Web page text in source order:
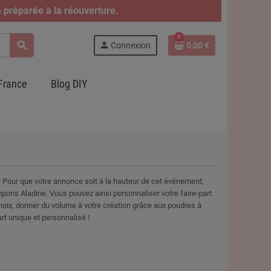
préparée à la réouverture.
search person Connexion
0
0,00 €
Blog DIY
que votre annonce soit à la hauteur de cet événement,
Aladine. Vous pouvez ainsi personnaliser votre faire-part
donner du volume à votre création grâce aux poudres à
unique et personnalisé !